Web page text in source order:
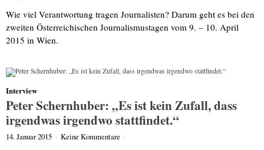
Wie viel Verantwortung tragen Journalisten? Darum geht es bei den
zweiten Österreichischen Journalismustagen vom 9. – 10. April
2015 in Wien.
Interview
Peter Schernhuber: „Es ist kein Zufall, dass
irgendwas irgendwo stattfindet.“
14. Januar 2015 · Keine Kommentare ·